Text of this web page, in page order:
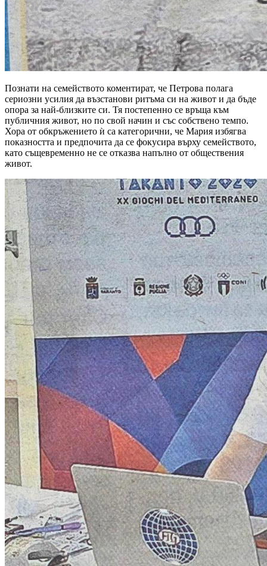
Познати на семейството коментират, че Петрова полага
сериозни усилия да възстанови ритъма си на живот и да бъде
опора за най-близките си. Тя постепенно се връща към
публичния живот, но по свой начин и със собствено темпо.
Хора от обкръжението ѝ са категорични, че Мария избягва
показността и предпочита да се фокусира върху семейството,
като същевременно не се отказва напълно от обществения
живот.